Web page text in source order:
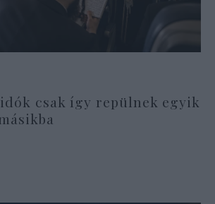
csak így repülnek egyik